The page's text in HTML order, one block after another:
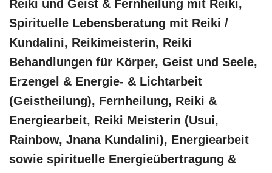
Reiki und Geist & Fernheilung mit Reiki,
Spirituelle Lebensberatung mit Reiki /
Kundalini, Reikimeisterin, Reiki
Behandlungen für Körper, Geist und Seele,
Erzengel & Energie- & Lichtarbeit
(Geistheilung), Fernheilung, Reiki &
Energiearbeit, Reiki Meisterin (Usui,
Rainbow, Jnana Kundalini), Energiearbeit
sowie spirituelle Energieübertragung &